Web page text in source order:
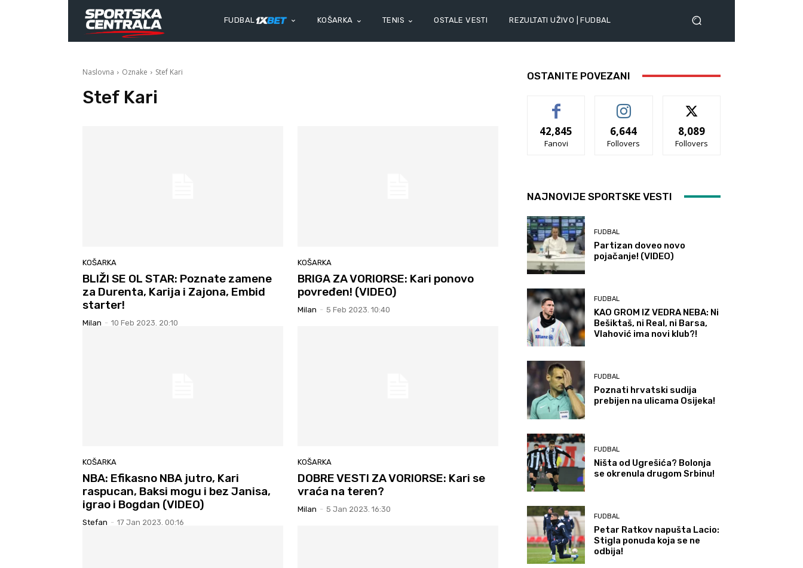
FUDBAL KOŠARKA TENIS OSTALE VESTI REZULTATI UŽIVO | FUDBAL
Naslovna Oznake Stef Kari
Stef Kari
KOŠARKA
BLIŽI SE OL STAR: Poznate zamene
za Durenta, Karija i Zajona, Embid
starter!
Milan - 10 Feb 2023. 20:10
KOŠARKA
BRIGA ZA VORIORSE: Kari ponovo
povređen! (VIDEO)
Milan - 5 Feb 2023. 10:40
KOŠARKA
NBA: Efikasno NBA jutro, Kari
raspucan, Baksi mogu i bez Janisa,
igrao i Bogdan (VIDEO)
Stefan - 17 Jan 2023. 00:16
KOŠARKA
DOBRE VESTI ZA VORIORSE: Kari se
vraća na teren?
Milan - 5 Jan 2023. 16:30
OSTANITE POVEZANI
42,845
Fanovi
6,644
Follovers
8,089
Follovers
NAJNOVIJE SPORTSKE VESTI
FUDBAL
Partizan doveo novo
pojačanje! (VIDEO)
FUDBAL
KAO GROM IZ VEDRA NEBA: Ni
Bešiktaš, ni Real, ni Barsa,
Vlahović ima novi klub?!
FUDBAL
Poznati hrvatski sudija
prebijen na ulicama Osijeka!
FUDBAL
Ništa od Ugrešića? Bolonja
se okrenula drugom Srbinu!
FUDBAL
Petar Ratkov napušta Lacio:
Stigla ponuda koja se ne
odbija!